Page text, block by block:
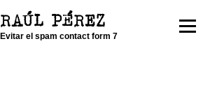
RAÚL PÉREZ
Evitar el spam contact form 7
Menú